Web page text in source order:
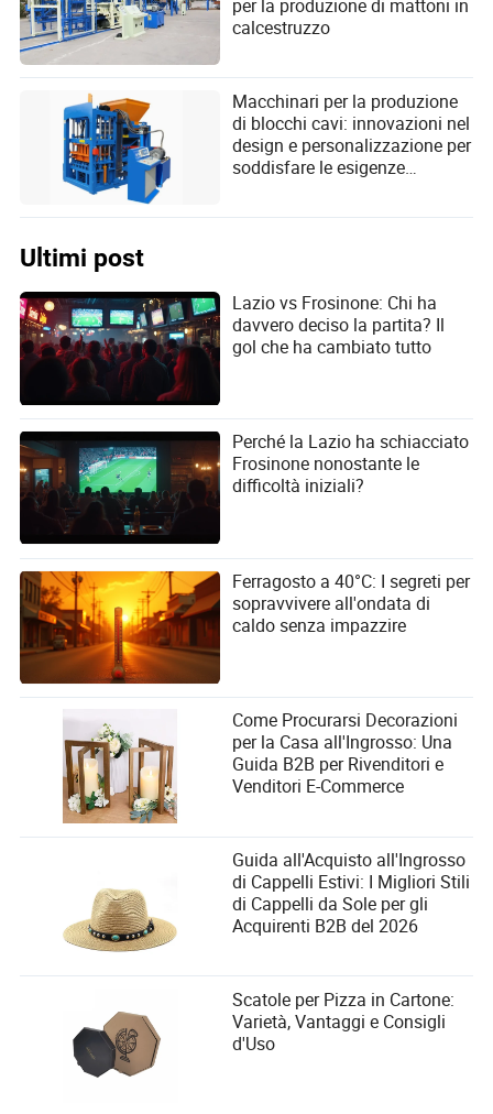
per la produzione di mattoni in
calcestruzzo
Macchinari per la produzione
di blocchi cavi: innovazioni nel
design e personalizzazione per
soddisfare le esigenze
Ultimi post
Lazio vs Frosinone: Chi ha
davvero deciso la partita? Il
gol che ha cambiato tutto
Perché la Lazio ha schiacciato
Frosinone nonostante le
difficoltà iniziali?
Ferragosto a 40°C: I segreti per
sopravvivere all'ondata di
caldo senza impazzire
Come Procurarsi Decorazioni
per la Casa all'Ingrosso: Una
Guida B2B per Rivenditori e
Venditori E-Commerce
Guida all'Acquisto all'Ingrosso
di Cappelli Estivi: I Migliori Stili
di Cappelli da Sole per gli
Acquirenti B2B del 2026
Scatole per Pizza in Cartone:
Varietà, Vantaggi e Consigli
d'Uso